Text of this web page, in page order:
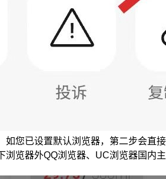
如您已设置默认浏览器，第二步会直接
浏览器外QQ浏览器、UC浏览器国内主